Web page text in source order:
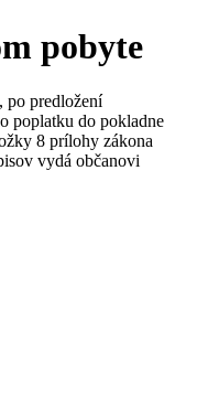
pobyte
po predložení
poplatku do pokladne
8 prílohy zákona
vydá občanovi